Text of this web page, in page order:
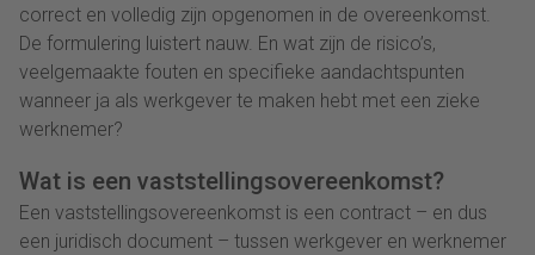
correct en volledig zijn opgenomen in de overeenkomst.
De formulering luistert nauw. En wat zijn de risico’s,
veelgemaakte fouten en specifieke aandachtspunten
wanneer ja als werkgever te maken hebt met een zieke
werknemer?
Wat is een vaststellingsovereenkomst?
Een vaststellingsovereenkomst is een contract – en dus
een juridisch document – tussen werkgever en werknemer